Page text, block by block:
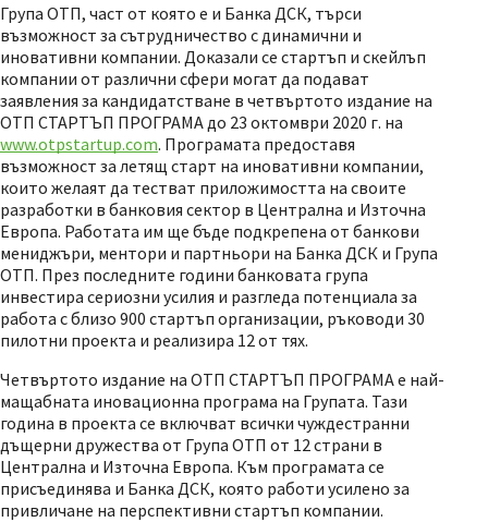
Група ОТП, част от която е и Банка ДСК, търси
възможност за сътрудничество с динамични и
иновативни компании. Доказали се стартъп и скейлъп
компании от различни сфери могат да подават
заявления за кандидатстване в четвъртото издание на
ОТП СТАРТЪП ПРОГРАМА до 23 октомври 2020 г. на
www.otpstartup.com. Програмата предоставя
възможност за летящ старт на иновативни компании,
които желаят да тестват приложимостта на своите
разработки в банковия сектор в Централна и Източна
Европа. Работата им ще бъде подкрепена от банкови
мениджъри, ментори и партньори на Банка ДСК и Група
ОТП. През последните години банковата група
инвестира сериозни усилия и разгледа потенциала за
работа с близо 900 стартъп организации, ръководи 30
пилотни проекта и реализира 12 от тях.
Четвъртото издание на ОТП СТАРТЪП ПРОГРАМА е най-
мащабната иновационна програма на Групата. Тази
година в проекта се включват всички чуждестранни
дъщерни дружества от Група ОТП от 12 страни в
Централна и Източна Европа. Към програмата се
присъединява и Банка ДСК, която работи усилено за
привличане на перспективни стартъп компании.